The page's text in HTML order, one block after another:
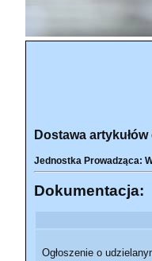
Dostawa
Jednostka Prowadząca:
Dokumentacja:
Ogłoszenie o